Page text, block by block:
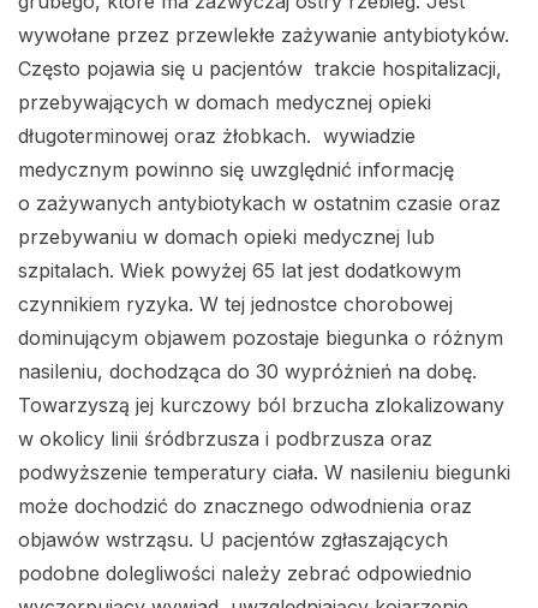
wywołane przez przewlekłe zażywanie antybiotyków.
Często pojawia się u pacjentów trakcie hospitalizacji,
przebywających w domach medycznej opieki
długoterminowej oraz żłobkach. wywiadzie
medycznym powinno się uwzględnić informację
o zażywanych antybiotykach w ostatnim czasie oraz
przebywaniu w domach opieki medycznej lub
szpitalach. Wiek powyżej 65 lat jest dodatkowym
czynnikiem ryzyka. W tej jednostce chorobowej
dominującym objawem pozostaje biegunka o różnym
nasileniu, dochodząca do 30 wypróżnień na dobę.
Towarzyszą jej kurczowy ból brzucha zlokalizowany
w okolicy linii śródbrzusza i podbrzusza oraz
podwyższenie temperatury ciała. W nasileniu biegunki
może dochodzić do znacznego odwodnienia oraz
objawów wstrząsu. U pacjentów zgłaszających
podobne dolegliwości należy zebrać odpowiednio